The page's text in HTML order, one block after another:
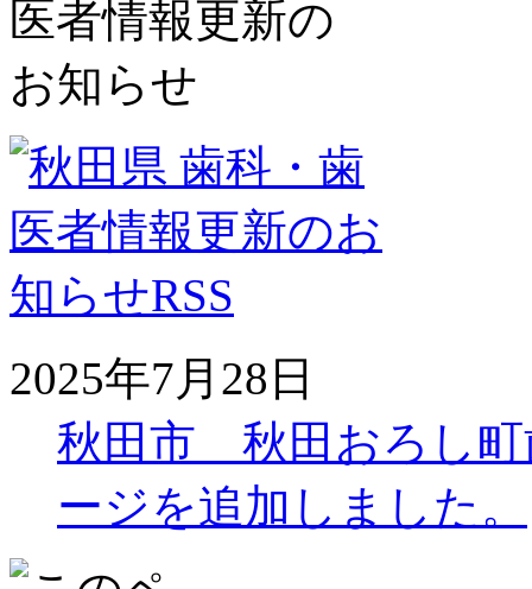
2025年7月28日
秋田市 秋田おろし町
ージを追加しました。